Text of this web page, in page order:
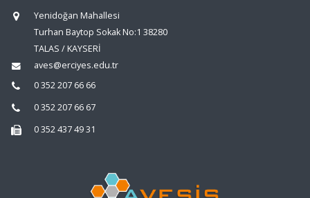
Yenidoğan Mahallesi
Turhan Baytop Sokak No:1 38280
TALAS / KAYSERİ
aves@erciyes.edu.tr
0 352 207 66 66
0 352 207 66 67
0 352 437 49 31